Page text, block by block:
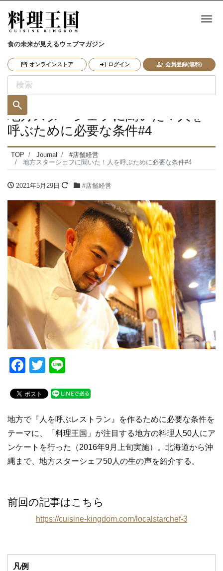
食の未来が見えるウェブマガジン
オンラインストア ログイン 会員登録(無料)
ナ
地方スターシェフに聞いた！人を
呼ぶために必要な条件#4
TOP Journal
#店舗経営
地方スターシェフに聞いた！人を呼ぶために必要な条件#4
2021年5月29日 #店舗経営
F
c
e
b
o
o
T
tt
er
e
地方で『人を呼ぶレストラン』を作るために必要な条件を
テーマに、「料理王国」が注目する地方の料理人50人にア
ンケートを行った（2016年9月上旬実施）。北海道から沖
縄まで、地方スターシェフ50人の生の声を紹介する。
前回の記事はこちら
https://cuisine-kingdom.com/localstarchef-3
凡例